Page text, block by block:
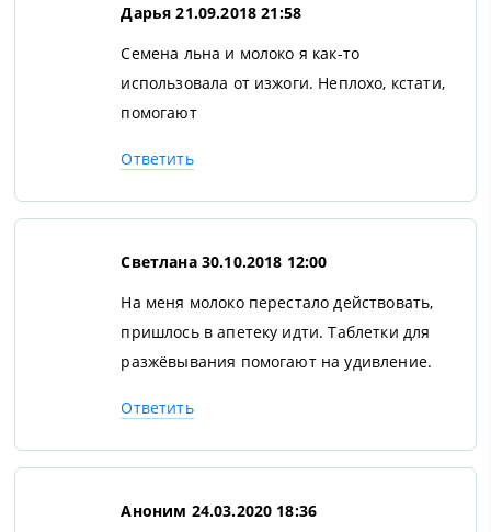
Дарья 21.09.2018 21:58
Семена льна и молоко я как-то
использовала от изжоги. Неплохо, кстати,
помогают
Ответить
Светлана 30.10.2018 12:00
На меня молоко перестало действовать,
пришлось в апетеку идти. Таблетки для
разжёвывания помогают на удивление.
Ответить
Аноним 24.03.2020 18:36